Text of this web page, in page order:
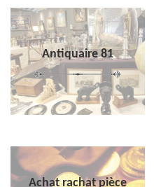
Antiquaire 81
Achat rachat pièce